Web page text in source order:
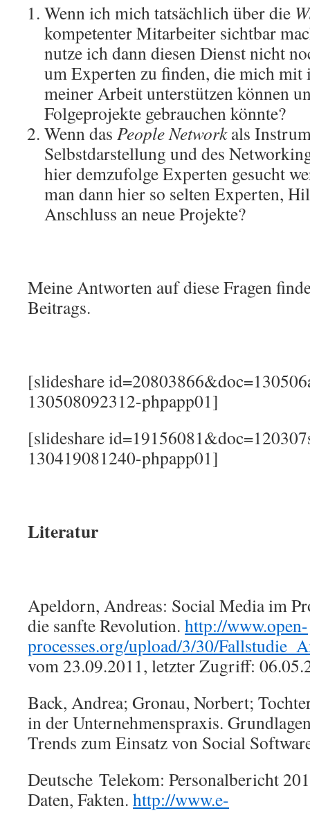
Wenn ich mich tatsächlich über die
kompetenter Mitarbeiter sichtbar
nutze ich dann diesen Dienst nicht
um Experten zu finden, die mich mit
meiner Arbeit unterstützen können
Folgeprojekte gebrauchen könnte?
Wenn das People Networkals
Selbstdarstellung und des
hier demzufolge Experten gesucht
man dann hier so selten Experten,
Anschluss an neue Projekte?
Meine Antworten auf diese Fragen
Beitrags.
[slideshare
130508092312-phpapp01]
[slideshare
130419081240-phpapp01]
Literatur
Apeldorn, Andreas: Social Media im
die sanfte Revolution. http://www.open-
processes.org/upload/3/30/
vom 23.09.2011, letzter Zugriff:
Back, Andrea; Gronau, Norbert;
in der Unternehmenspraxis.
Trends zum Einsatz von Social
Deutsche Telekom: Personalbericht
Daten, Fakten. http://www.e-